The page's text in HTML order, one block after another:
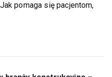
pomaga się pacjentom,